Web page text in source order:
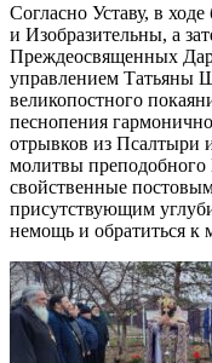
Согласно Уставу, в
и Изобразительны, а
Преждеосвященных
управлением Татьяны
великопостного
песнопения
отрывков из Псалтыри
молитвы
свойственные
присутствующим
немощь и обратиться